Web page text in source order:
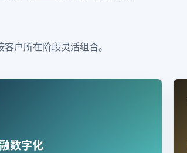
户所在阶段灵活组合。
数字化